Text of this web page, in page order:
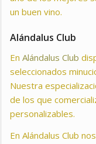
un buen vino.
Alándalus Club
EnAlándalus Club
seleccionados
Nuestra
de los que
personalizables.
En Alándalus Club